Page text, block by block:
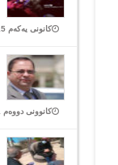
کانونی یەکەم 15, 2018 Closed
کانوونی دووەم 31, 2020 Closed